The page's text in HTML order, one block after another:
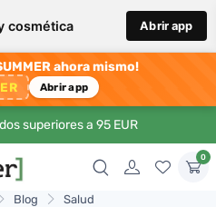
cosmética Abrir app
ahora mismo!
Abrir app
superiores a 95 EUR
0
Blog Salud